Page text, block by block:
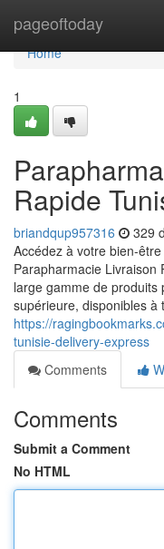
pageoftoday
Home
Home
1
Rapide
briandqup957316 329
Accédez à votre bien-
Parapharmacie Livraison
large gamme de
supérieure, disponibles à
https://
tunisie-delivery-express
Comments
Comments
Submit a Comment
No HTML